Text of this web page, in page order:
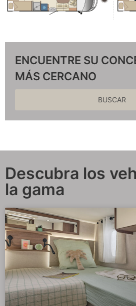
ENCUENTRE SU
MÁS CERCANO
BUSCAR
Descubra los
la gama